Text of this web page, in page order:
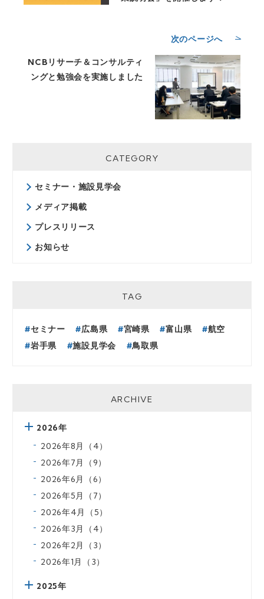
次のページへ
NCBリサーチ＆コンサルティ
ングと勉強会を実施しました
CATEGORY
セミナー・施設見学会
メディア掲載
プレスリリース
お知らせ
TAG
セミナー 広島県 宮崎県 富山県
航空
岩手県
施設見学会 鳥取県
ARCHIVE
2026年
2026年8月（4）
2026年7月（9）
2026年6月（6）
2026年5月（7）
2026年4月（5）
2026年3月（4）
2026年2月（3）
2026年1月（3）
2025年